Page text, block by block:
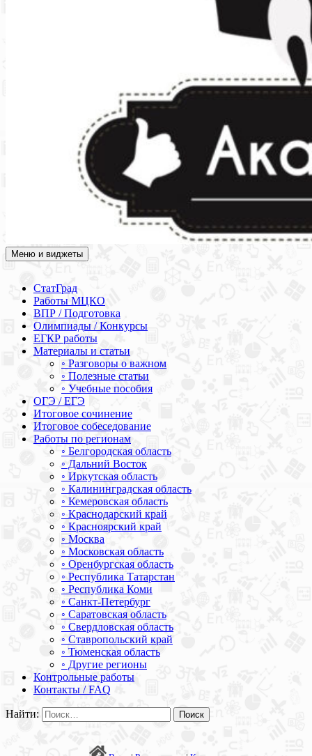
Академия СОВА
Подготовка к ЕГЭ, ОГЭ, ВПР, МЦКО, СтатГрад, КДР, ВОШ,
Меню и виджеты
СтатГрад
Работы МЦКО
ВПР / Подготовка
Олимпиады / Конкурсы
ЕГКР работы
Материалы и статьи
◦ Разговоры о важном
◦ Полезные статьи
◦ Учебные пособия
ОГЭ / ЕГЭ
Итоговое сочинение
Итоговое собеседование
Работы по регионам
◦ Белгородская область
◦ Дальний Восток
◦ Иркутская область
◦ Калининградская область
◦ Кемеровская область
◦ Краснодарский край
◦ Красноярский край
◦ Москва
◦ Московская область
◦ Оренбургская область
◦ Республика Татарстан
◦ Республика Коми
◦ Санкт-Петербург
◦ Саратовская область
◦ Свердловская область
◦ Ставропольский край
◦ Тюменская область
◦ Другие регионы
Контрольные работы
Контакты / FAQ
Найти: